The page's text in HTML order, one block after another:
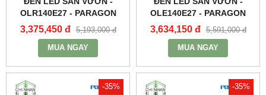
OLR140E27 - PARAGON
3,375,450 đ 5,193,000 đ
MUA NGAY
OLE140E27 - PARAGON
3,634,150 đ 5,591,000 đ
MUA NGAY
-35% -35%